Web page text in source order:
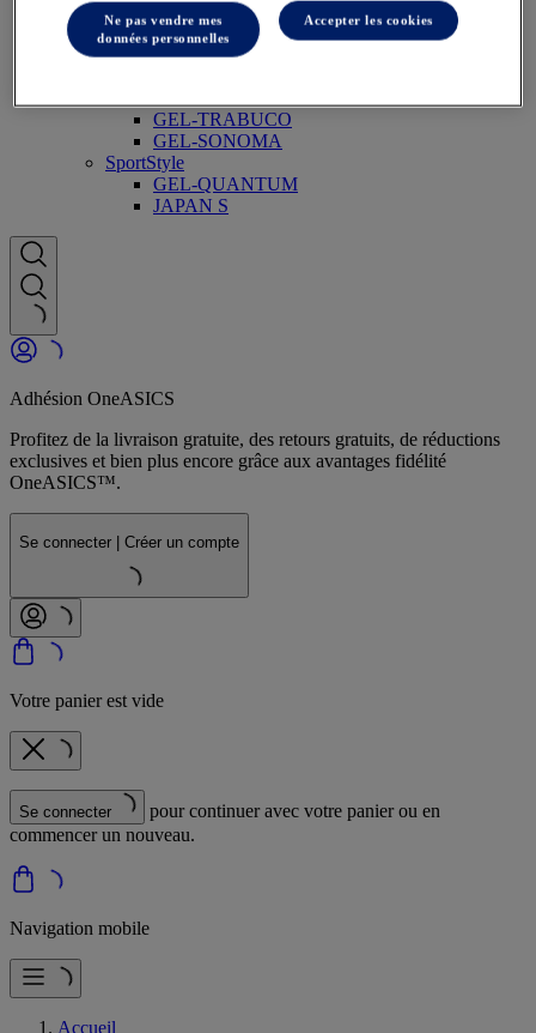
NOVABLAST
DYNABLAST
NOOSA
GEL-TRABUCO
GEL-SONOMA
SportStyle
GEL-QUANTUM
JAPAN S
Adhésion OneASICS
Profitez de la livraison gratuite, des retours gratuits, de réductions
exclusives et bien plus encore grâce aux avantages fidélité
OneASICS™.
Se connecter | Créer un compte
Votre panier est vide
Se connecter
pour continuer avec votre panier ou en
commencer un nouveau.
Navigation mobile
Accueil
Ne pas vendre mes
données personnelles
Accepter les cookies